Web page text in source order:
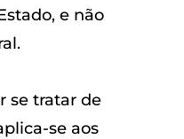
e não
se tratar de
se aos